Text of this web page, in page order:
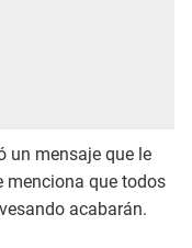
un mensaje que le
menciona que todos
acabarán.